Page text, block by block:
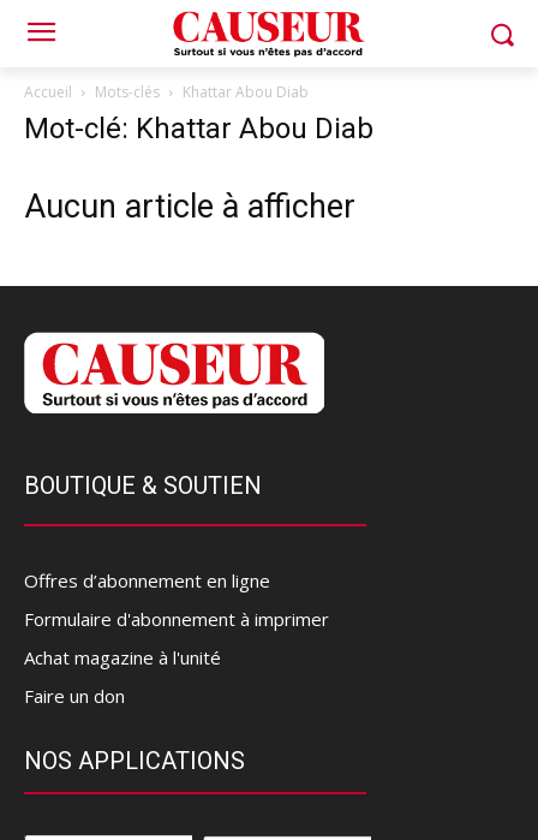
Accueil Mots-clés Khattar Abou Diab
Mot-clé: Khattar Abou Diab
Aucun article à afficher
BOUTIQUE & SOUTIEN
Offres d’abonnement en ligne
Formulaire d'abonnement à imprimer
Achat magazine à l'unité
Faire un don
NOS APPLICATIONS